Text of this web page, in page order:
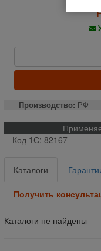
Производство: РФ
Код 1С: 82167
Каталоги
Получить
Каталоги не найдены